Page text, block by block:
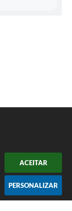
ACEITAR
PERSONALIZAR